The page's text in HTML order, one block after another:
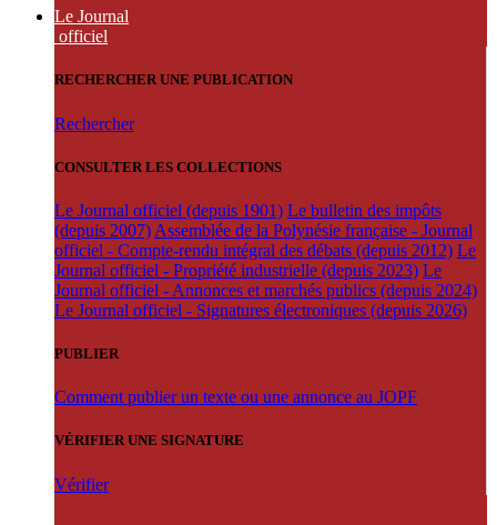
Le Journal
officiel
RECHERCHER UNE PUBLICATION
Rechercher
CONSULTER LES COLLECTIONS
Le Journal officiel (depuis 1901) Le bulletin des impôts
(depuis 2007) Assemblée de la Polynésie française - Journal
officiel - Compte-rendu intégral des débats (depuis 2012) Le
Journal officiel - Propriété industrielle (depuis 2023) Le
Journal officiel - Annonces et marchés publics (depuis 2024)
Le Journal officiel - Signatures électroniques (depuis 2026)
PUBLIER
Comment publier un texte ou une annonce au JOPF
VÉRIFIER UNE SIGNATURE
Vérifier